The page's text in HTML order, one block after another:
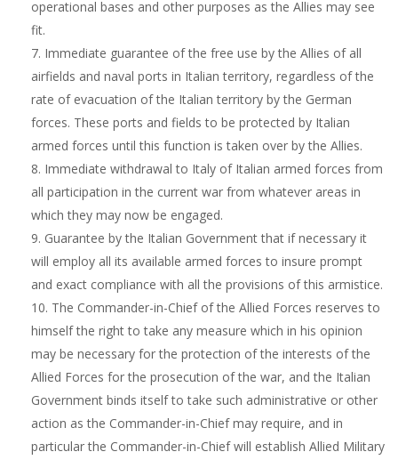
operational bases and other purposes as the Allies may see
fit.
7. Immediate guarantee of the free use by the Allies of all
airfields and naval ports in Italian territory, regardless of the
rate of evacuation of the Italian territory by the German
forces. These ports and fields to be protected by Italian
armed forces until this function is taken over by the Allies.
8. Immediate withdrawal to Italy of Italian armed forces from
all participation in the current war from whatever areas in
which they may now be engaged.
9. Guarantee by the Italian Government that if necessary it
will employ all its available armed forces to insure prompt
and exact compliance with all the provisions of this armistice.
10. The Commander-in-Chief of the Allied Forces reserves to
himself the right to take any measure which in his opinion
may be necessary for the protection of the interests of the
Allied Forces for the prosecution of the war, and the Italian
Government binds itself to take such administrative or other
action as the Commander-in-Chief may require, and in
particular the Commander-in-Chief will establish Allied Military